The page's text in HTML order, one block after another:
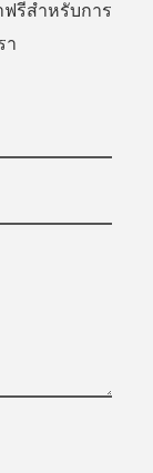
ฟรีสำหรับการ
า